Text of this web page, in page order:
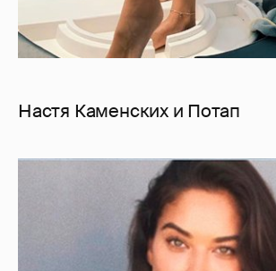
Настя Каменских и Потап